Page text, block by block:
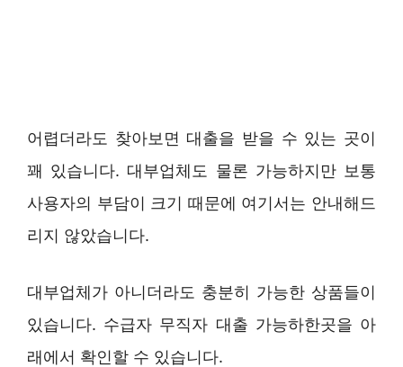
어렵더라도 찾아보면 대출을 받을 수 있는 곳이
꽤 있습니다. 대부업체도 물론 가능하지만 보통
사용자의 부담이 크기 때문에 여기서는 안내해드
리지 않았습니다.
대부업체가 아니더라도 충분히 가능한 상품들이
있습니다. 수급자 무직자 대출 가능하한곳을 아
래에서 확인할 수 있습니다.